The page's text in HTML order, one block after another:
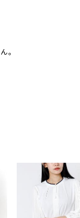
。